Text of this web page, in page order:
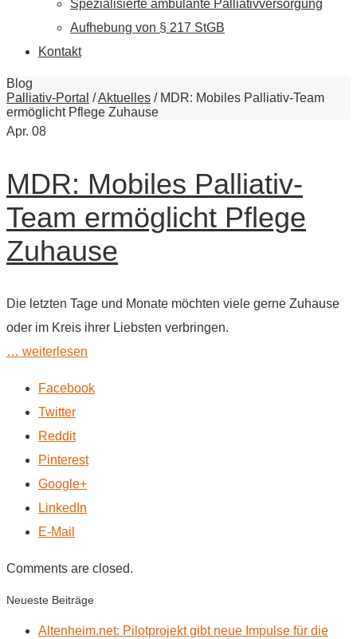
Spezialisierte ambulante Palliativversorgung
Aufhebung von § 217 StGB
Kontakt
Blog
Palliativ-Portal /Aktuelles / MDR: Mobiles Palliativ-Team
ermöglicht Pflege Zuhause
Apr. 08
MDR: Mobiles Palliativ-
Team ermöglicht Pflege
Zuhause
Die letzten Tage und Monate möchten viele gerne Zuhause
oder im Kreis ihrer Liebsten verbringen.
… weiterlesen
Facebook
Twitter
Reddit
Pinterest
Google+
LinkedIn
E-Mail
Comments are closed.
Neueste Beiträge
Altenheim.net: Pilotprojekt gibt neue Impulse für die